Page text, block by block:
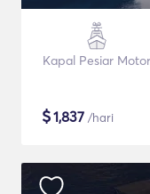
Kapal Pesiar Motor
$1,837 /hari